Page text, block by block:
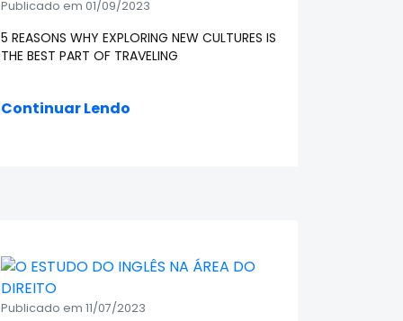
Publicado em 01/09/2023
5 REASONS WHY EXPLORING NEW CULTURES IS
THE BEST PART OF TRAVELING
Continuar Lendo
Publicado em 11/07/2023